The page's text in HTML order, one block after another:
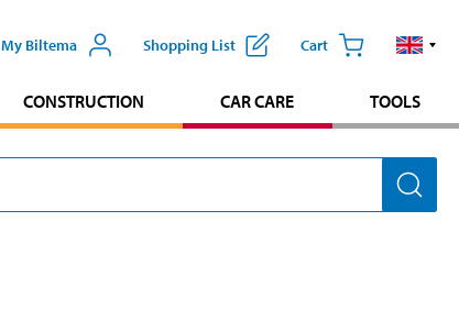
My Biltema Shopping List Cart
CONSTRUCTION CAR CARE TOOLS